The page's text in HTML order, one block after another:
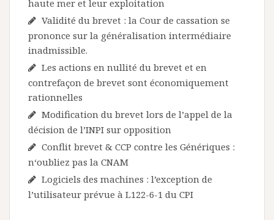
haute mer et leur exploitation
Validité du brevet : la Cour de cassation se
prononce sur la généralisation intermédiaire
inadmissible.
Les actions en nullité du brevet et en
contrefaçon de brevet sont économiquement
rationnelles
Modification du brevet lors de l’appel de la
décision de l’INPI sur opposition
Conflit brevet & CCP contre les Génériques :
n‘oubliez pas la CNAM
Logiciels des machines : l’exception de
l’utilisateur prévue à L122-6-1 du CPI